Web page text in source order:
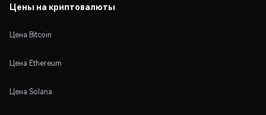
Цены на криптовалюты
Цена Bitcoin
Цена Ethereum
Цена Solana